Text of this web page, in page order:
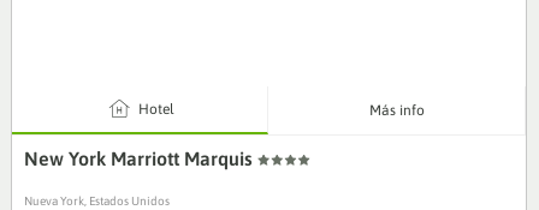
4 Hotel Más info
New York Marriott Marquis
Nueva York, Estados Unidos